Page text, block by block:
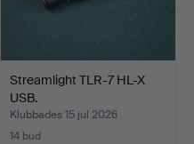
Streamlight TLR-7 HL-X
USB.
Klubbades 15 jul 2026
14 bud